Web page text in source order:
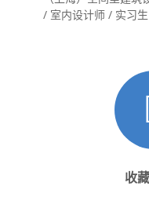
/ 室内设计师 / 实习生
收